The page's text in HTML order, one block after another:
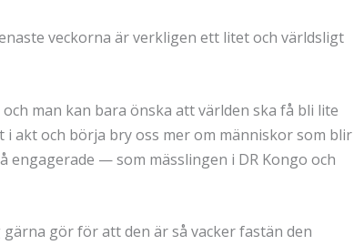
veckorna är verkligen ett litet och världsligt
man kan bara önska att världen ska få bli lite
akt och börja bry oss mer om människor som blir
engagerade — som mässlingen i DR Kongo och
gör för att den är så vacker fastän den